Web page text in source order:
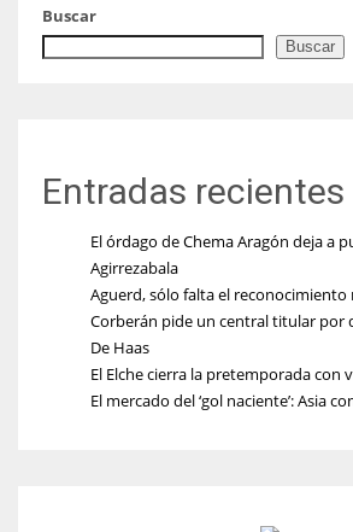
Buscar
Buscar
Entradas recientes
El órdago de Chema Aragón deja a
Agirrezabala
Aguerd, sólo falta el reconocimiento
Corberán pide un central titular por
De Haas
El Elche cierra la pretemporada con
El mercado del ‘gol naciente’: Asia